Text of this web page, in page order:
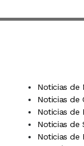
Noticias de
Noticias de
Noticias de
Noticias de
Noticias de